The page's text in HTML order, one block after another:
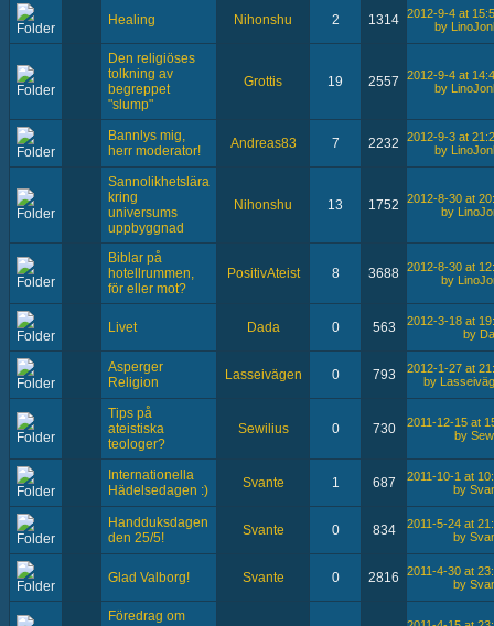
Healing Nihonshu 2 1314 2012-9-4 at
by
Den religiöses
tolkning av
begreppet
"slump"
Grottis 19 2557
2012-9-4 at
by
Bannlys mig,
herr moderator!
Andreas83 7 2232
2012-9-3 at
by
Sannolikhetslära
kring
universums
uppbyggnad
Nihonshu 13 1752
2012-8-30 at
by
Biblar på
hotellrummen,
för eller mot?
PositivAteist 8 3688 2012-8-30 at
by
Livet Dada 0 563
2012-3-18 at
by
Asperger
Religion
Lasseivägen 0 793
2012-1-27 at
by
Tips på
ateistiska
teologer?
Sewilius 0 730
2011-12-15 at
by
Internationella
Hädelsedagen :)
Svante 1 687
2011-10-1 at
by
Handduksdagen
den 25/5!
Svante 0 834
2011-5-24 at
by
Glad Valborg! Svante 0 2816
2011-4-30 at
by
Föredrag om